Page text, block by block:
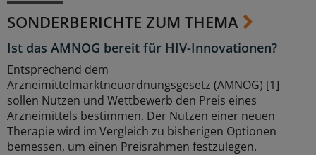
SONDERBERICHTE ZUM THEMA
Ist das AMNOG bereit für HIV-Innovationen?
Entsprechend dem
Arzneimittelmarktneuordnungsgesetz (AMNOG) [1]
sollen Nutzen und Wettbewerb den Preis eines
Arzneimittels bestimmen. Der Nutzen einer neuen
Therapie wird im Vergleich zu bisherigen Optionen
bemessen, um einen Preisrahmen festzulegen.